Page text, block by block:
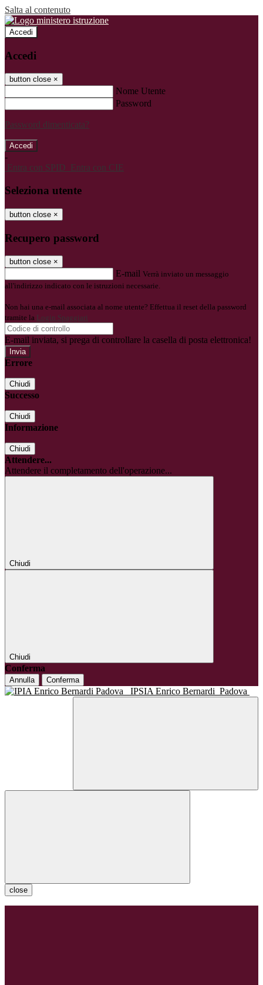
Salta al contenuto
Accedi
Accedi
button close ×
Nome Utente
Password
Password dimenticata?
-
Entra con SPID Entra con CIE
Seleziona utente
button close ×
Recupero password
button close ×
E-mail Verrà inviato un messaggio
all'indirizzo indicato con le istruzioni necessarie.
Non hai una e-mail associata al nome utente? Effettua il reset della password
tramite la Login Spaggiari
E-mail inviata, si prega di controllare la casella di posta elettronica!
Errore
Chiudi
Successo
Chiudi
Informazione
Chiudi
Attendere...
Attendere il completamento dell'operazione...
Chiudi
Chiudi
Conferma
Annulla Conferma
IPSIA Enrico Bernardi Padova
close